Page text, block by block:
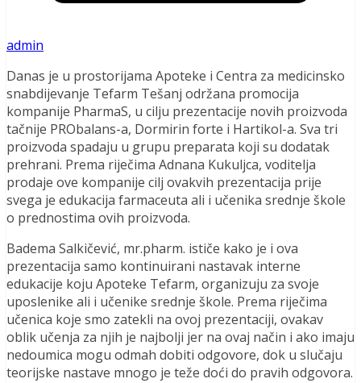
admin
Danas je u prostorijama Apoteke i Centra za medicinsko
snabdijevanje Tefarm Tešanj održana promocija
kompanije PharmaS, u cilju prezentacije novih proizvoda
tačnije PRObalans-a, Dormirin forte i Hartikol-a. Sva tri
proizvoda spadaju u grupu preparata koji su dodatak
prehrani. Prema riječima Adnana Kukuljca, voditelja
prodaje ove kompanije cilj ovakvih prezentacija prije
svega je edukacija farmaceuta ali i učenika srednje škole
o prednostima ovih proizvoda.
Badema Salkičević, mr.pharm. ističe kako je i ova
prezentacija samo kontinuirani nastavak interne
edukacije koju Apoteke Tefarm, organizuju za svoje
uposlenike ali i učenike srednje škole. Prema riječima
učenica koje smo zatekli na ovoj prezentaciji, ovakav
oblik učenja za njih je najbolji jer na ovaj način i ako imaju
nedoumica mogu odmah dobiti odgovore, dok u slučaju
teorijske nastave mnogo je teže doći do pravih odgovora.